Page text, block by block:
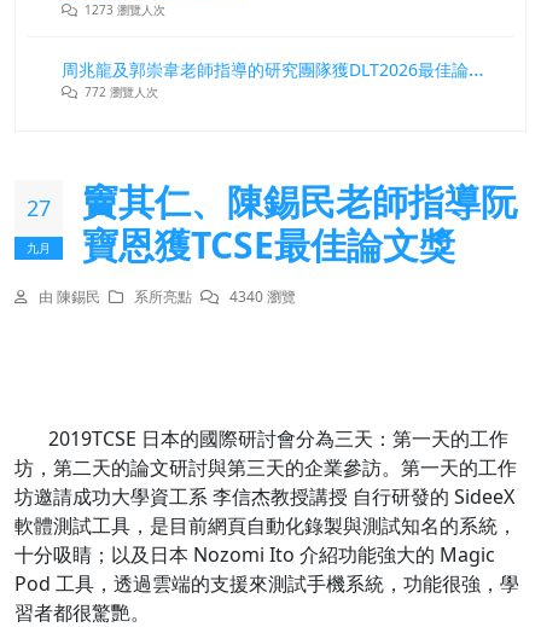
1273 瀏覽人次
周兆龍及郭崇韋老師指導的研究團隊獲DLT2026最佳論文獎
772 瀏覽人次
27
九月
竇其仁、陳錫民老師指導阮
寶恩獲TCSE最佳論文獎
由 陳錫民 系所亮點 4340 瀏覽
2019TCSE 日本的國際研討會分為三天：第一天的工作
坊，第二天的論文研討與第三天的企業參訪。第一天的工作
坊邀請成功大學資工系 李信杰教授講授 自行研發的 SideeX
軟體測試工具，是目前網頁自動化錄製與測試知名的系統，
十分吸睛；以及日本 Nozomi Ito 介紹功能強大的 Magic
Pod 工具，透過雲端的支援來測試手機系統，功能很強，學
習者都很驚艷。